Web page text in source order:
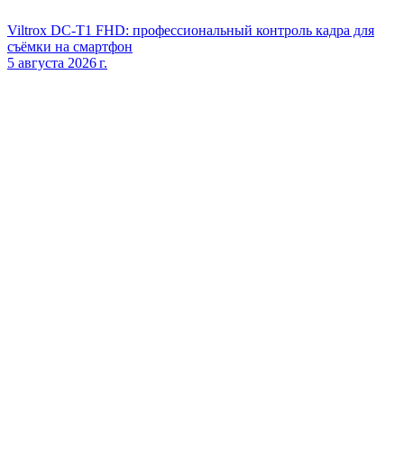
Viltrox DC‑T1 FHD: профессиональный контроль кадра для
съёмки на смартфон
5 августа 2026 г.